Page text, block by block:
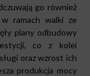
go również
ramach walki ze
plany odbudowy
co z kolei
oraz wzrost ich
produkcja mocy